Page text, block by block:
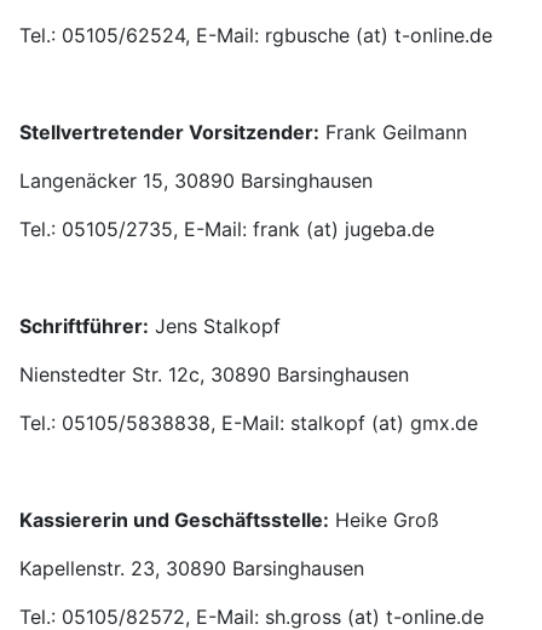
Tel.: 05105/62524, E-Mail: rgbusche (at) t-online.de
Stellvertretender Vorsitzender: Frank Geilmann
Langenäcker 15, 30890 Barsinghausen
Tel.: 05105/2735, E-Mail: frank (at) jugeba.de
Schriftführer: Jens Stalkopf
Nienstedter Str. 12c, 30890 Barsinghausen
Tel.: 05105/5838838, E-Mail: stalkopf (at) gmx.de
Kassiererin und Geschäftsstelle: Heike Groß
Kapellenstr. 23, 30890 Barsinghausen
Tel.: 05105/82572, E-Mail: sh.gross (at) t-online.de